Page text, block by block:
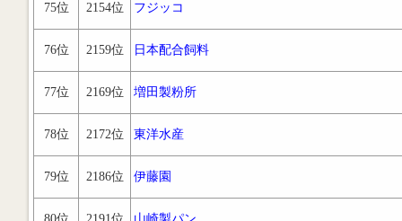
75位 2154位 フジッコ
76位 2159位 日本配合飼料
77位 2169位 増田製粉所
78位 2172位 東洋水産
79位 2186位 伊藤園